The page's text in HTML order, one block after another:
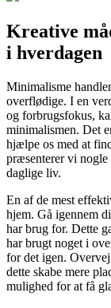
Kreative
i hverdagen
Minimalisme
overflødige. I en
og forbrugsfokus,
minimalismen. Det
hjælpe os med at
præsenterer vi nogle
daglige liv.
En af de mest
hjem. Gå igennem
har brug for. Dette
har brugt noget i
for det igen.
dette skabe mere
mulighed for at få